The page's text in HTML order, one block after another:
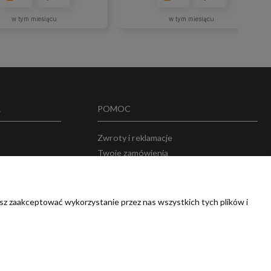
w tym miesiącu w tym miesiącu
POMOC
Zwroty i reklamacje
Twoje zamówienia
zaakceptować wykorzystanie przez nas wszystkich tych plików i